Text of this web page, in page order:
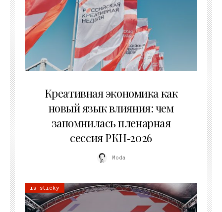
Креативная экономика как
новый язык влияния: чем
запомнилась пленарная
сессия РКН‑2026
Moda
is sticky